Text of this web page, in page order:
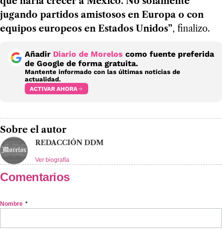
jugando partidos amistosos en Europa o con
equipos europeos en Estados Unidos”, finalizo.
Añadir Diario de Morelos como fuente preferida
de Google de forma gratuita.
Mantente informado con las últimas noticias de
actualidad.
ACTIVAR AHORA
Sobre el autor
REDACCIÓN DDM
Ver biografía
Comentarios
Nombre *